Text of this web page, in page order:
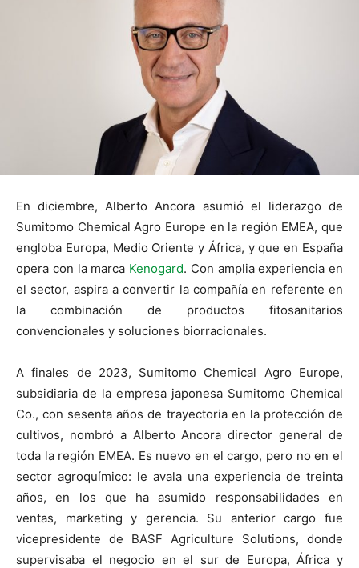
En diciembre, Alberto Ancora asumió el liderazgo de
Sumitomo Chemical Agro Europe en la región EMEA, que
engloba Europa, Medio Oriente y África, y que en España
opera con la marca Kenogard. Con amplia experiencia en
el sector, aspira a convertir la compañía en referente en
la combinación de productos fitosanitarios
convencionales y soluciones biorracionales.
A finales de 2023, Sumitomo Chemical Agro Europe,
subsidiaria de la empresa japonesa Sumitomo Chemical
Co., con sesenta años de trayectoria en la protección de
cultivos, nombró a Alberto Ancora director general de
toda la región EMEA. Es nuevo en el cargo, pero no en el
sector agroquímico: le avala una experiencia de treinta
años, en los que ha asumido responsabilidades en
ventas, marketing y gerencia. Su anterior cargo fue
vicepresidente de BASF Agriculture Solutions, donde
supervisaba el negocio en el sur de Europa, África y